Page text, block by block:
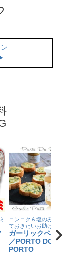
ニンニク＆塩のみ！常備
ておきたいお助け調味料
ガーリックペース
／PORTO DO
PORTO